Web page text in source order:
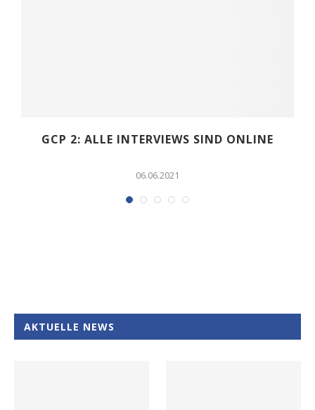
GCP 2: ALLE INTERVIEWS SIND ONLINE
06.06.2021
AKTUELLE NEWS